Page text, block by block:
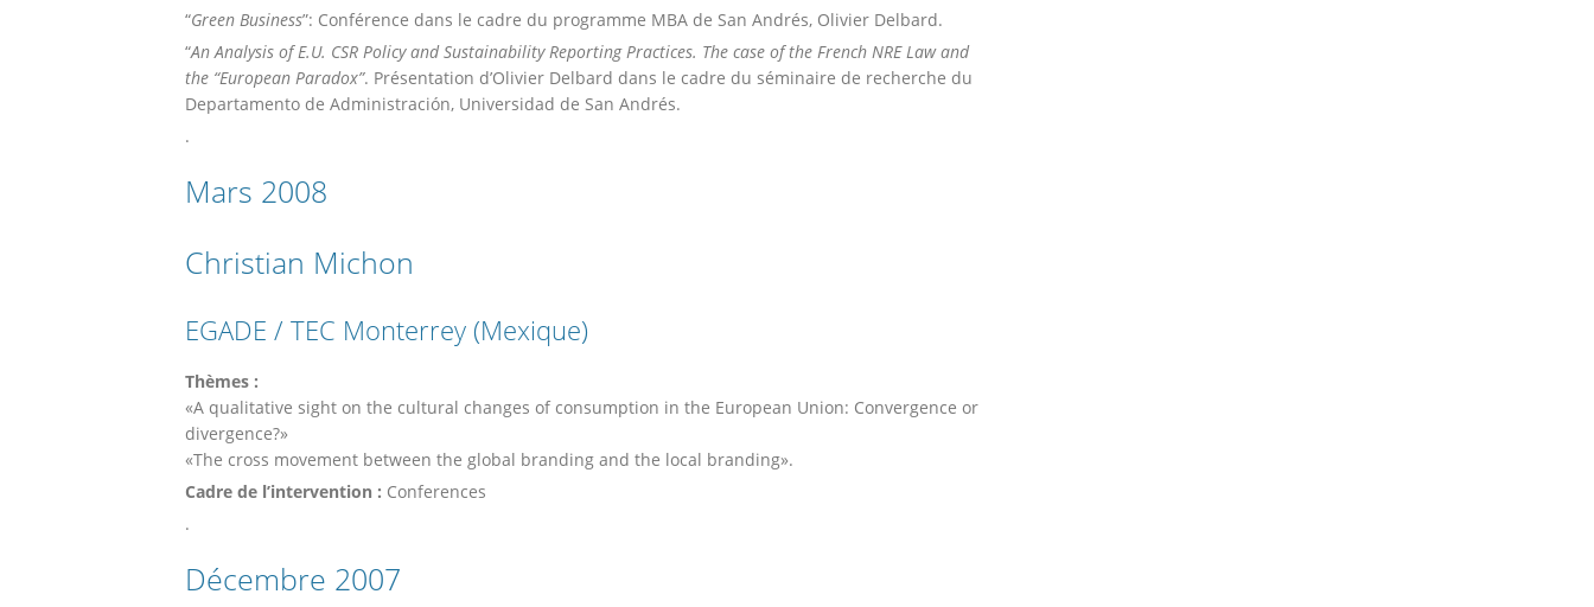
“Green Business”: Conférence dans le cadre du programme MBA de San Andrés, Olivier Delbard.
“An Analysis of E.U. CSR Policy and Sustainability Reporting Practices. The case of the French NRE Law and
the “European Paradox”. Présentation d’Olivier Delbard dans le cadre du séminaire de recherche du
Departamento de Administración, Universidad de San Andrés.
.
Mars 2008
Christian Michon
EGADE / TEC Monterrey (Mexique)
Thèmes :
«A qualitative sight on the cultural changes of consumption in the European Union: Convergence or
divergence?»
«The cross movement between the global branding and the local branding».
Cadre de l’intervention : Conferences
.
Décembre 2007